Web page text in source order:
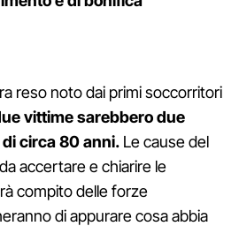
reso noto dai primi soccorritori
vittime sarebbero due
circa 80 anni. Le cause del
accertare e chiarire le
compito delle forze
di appurare cosa abbia